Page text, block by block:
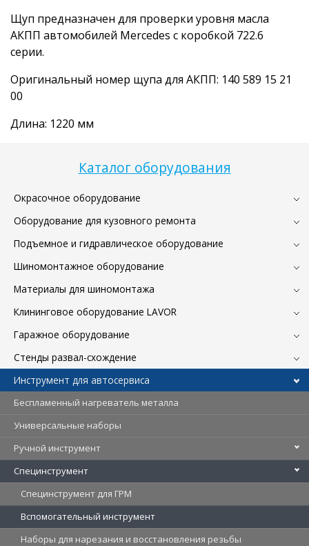
Каталог оборудования
Окрасочное оборудование
Оборудование для кузовного ремонта
Подъемное и гидравлическое оборудование
Шиномонтажное оборудование
Материалы для шиномонтажа
Клининговое оборудование LAVOR
Гаражное оборудование
Стенды развал-схождение
Инструмент для автосервиса
Беспламенный нагреватель металла
Универсальные наборы
Ручной инструмент
Специнструмент
Специнструмент для ГРМ
Вспомогательный инструмент
Наборы для нарезания и восстановления резьбы
Щуп предназначен для проверки уровня масла
АКПП автомобилей Mercedes с коробкой 722.6
серии.
Оригинальный номер щупа для АКПП: 140 589 15 21
00
Длина: 1220 мм